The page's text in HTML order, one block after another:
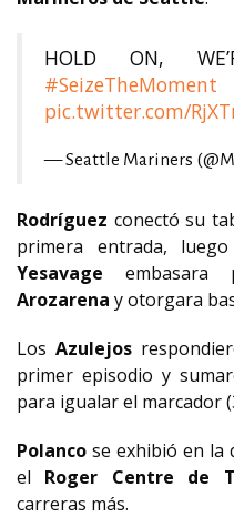
HOLD ON,
#SeizeTheMoment
pic.twitter.com/
— Seattle Mariners
Rodríguez conectó su
primera entrada,
Yesavage
Arozarena y otorgara
Los Azulejos
primer episodio y
para igualar el marcador
Polanco se exhibió en la
el Roger Centre de
carreras más.